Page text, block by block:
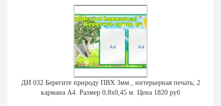
ДИ 032 Берегите природу ПВХ 3мм., интерьерная печать; 2
кармана А4. Размер 0,8х0,45 м. Цена 1820 руб